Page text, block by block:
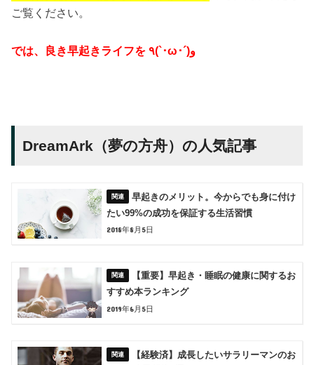
ご覧ください。
では、良き早起きライフを ٩(`･ω･´)و
DreamArk（夢の方舟）の人気記事
早起きのメリット。今からでも身に付け
たい99%の成功を保証する生活習慣
2018年8月5日
【重要】早起き・睡眠の健康に関するお
すすめ本ランキング
2019年6月5日
【経験済】成長したいサラリーマンのお